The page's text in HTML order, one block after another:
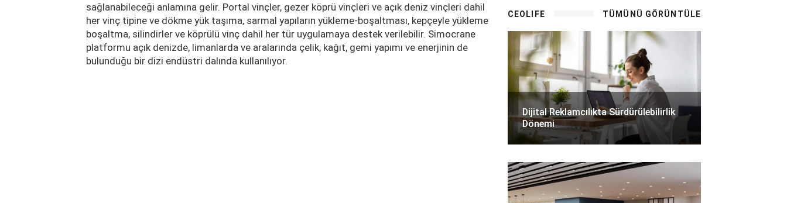
sağlanabileceği anlamına gelir. Portal vinçler, gezer köprü vinçleri ve açık deniz vinçleri dahil
her vinç tipine ve dökme yük taşıma, sarmal yapıların yükleme-boşaltması, kepçeyle yükleme
boşaltma, silindirler ve köprülü vinç dahil her tür uygulamaya destek verilebilir. Simocrane
platformu açık denizde, limanlarda ve aralarında çelik, kağıt, gemi yapımı ve enerjinin de
bulunduğu bir dizi endüstri dalında kullanılıyor.
CEOLIFE TÜMÜNÜ GÖRÜNTÜLE
Dijital Reklamcılıkta Sürdürülebilirlik
Dönemi